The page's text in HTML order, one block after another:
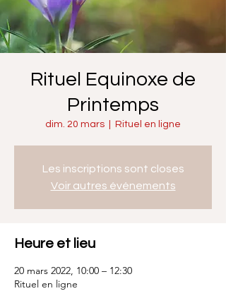
Rituel Equinoxe de
Printemps
dim. 20 mars Rituel en ligne
Les inscriptions sont closes
Voir autres événements
Heure et lieu
20 mars 2022, 10:00 – 12:30
Rituel en ligne